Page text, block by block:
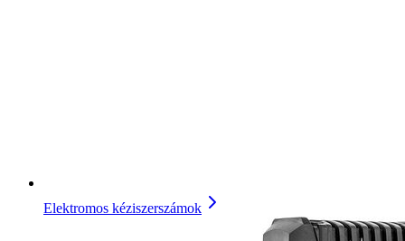
Elektromos kéziszerszámok